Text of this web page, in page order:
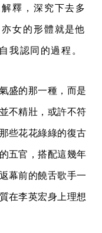
釋，深究下去多
女的形體就是他
我認同的過程。
盛的那一種，而是
不精壯，或許不符
些花花綠綠的復古
五官，搭配這幾年
幕前的饒舌歌手一
在李英宏身上理想